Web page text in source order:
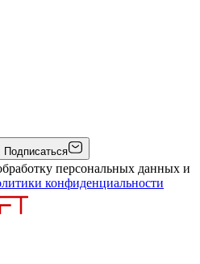
Подписаться
персональных данных и
конфиденциальности